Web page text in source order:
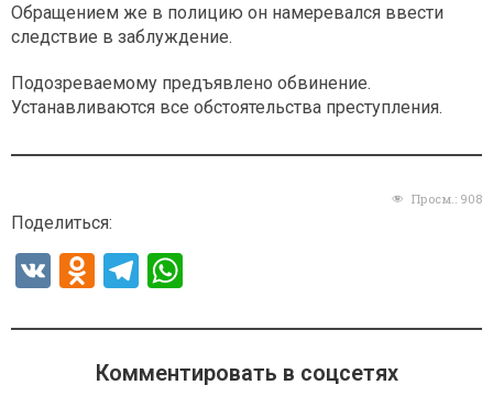
Обращением же в полицию он намеревался ввести
следствие в заблуждение.
Подозреваемому предъявлено обвинение.
Устанавливаются все обстоятельства преступления.
Просм.: 908
Поделиться:
V
O
n
o
T
e
gr
at
s
Комментировать в соцсетях